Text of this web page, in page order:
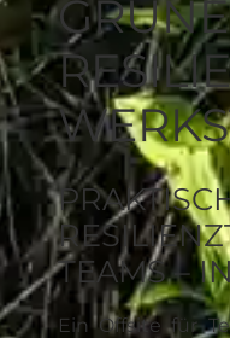
GRÜNE
TEAMS –
Ein Offsite für